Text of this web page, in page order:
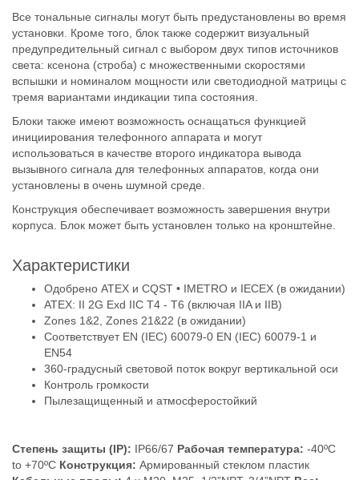
Все тональные сигналы могут быть предустановлены во время
установки. Кроме того, блок также содержит визуальный
предупредительный сигнал с выбором двух типов источников
света: ксенона (строба) с множественными скоростями
вспышки и номиналом мощности или светодиодной матрицы с
тремя вариантами индикации типа состояния.
Блоки также имеют возможность оснащаться функцией
инициирования телефонного аппарата и могут
использоваться в качестве второго индикатора вывода
вызывного сигнала для телефонных аппаратов, когда они
установлены в очень шумной среде.
Конструкция обеспечивает возможность завершения внутри
корпуса. Блок может быть установлен только на кронштейне.
Характеристики
Одобрено ATEX и CQST • IMETRO и IECEX (в ожидании)
ATEX: II 2G Exd IIC T4 - T6 (включая IIA и IIB)
Zones 1&2, Zones 21&22 (в ожидании)
Соответствует EN (IEC) 60079-0 EN (IEC) 60079-1 и
EN54
360-градусный световой поток вокруг вертикальной оси
Контроль громкости
Пылезащищенный и атмосферостойкий
Степень защиты (IP): IP66/67 Рабочая температура: -40ºC
to +70ºC Конструкция: Армированный стеклом пластик